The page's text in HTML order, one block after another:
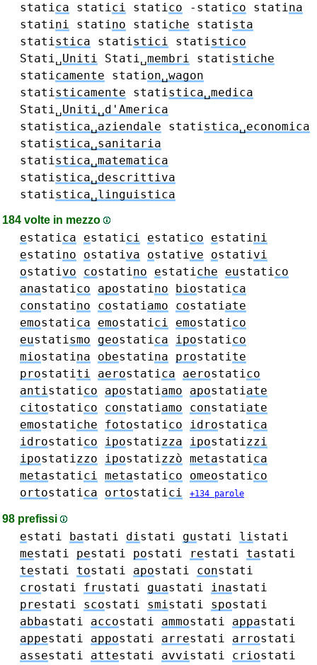
statica statici statico -statico statina
statini statino statiche statista
statistica statistici statistico
Stati␣Uniti Stati␣membri statistiche
staticamente station␣wagon
statisticamente statistica␣medica
Stati␣Uniti␣d'America
statistica␣aziendale statistica␣economica
statistica␣sanitaria
statistica␣matematica
statistica␣descrittiva
statistica␣linguistica
184 volte in mezzo
estatica estatici estatico estatini
estatino ostativa ostative ostativi
ostativo costatino estatiche eustatico
anastatico apostatino biostatica
constatino costatiamo costatiate
emostatica emostatici emostatico
eustatismo geostatica ipostatico
miostatina obestatina prostatite
prostatiti aerostatica aerostatico
antistatico apostatiamo apostatiate
citostatico constatiamo constatiate
emostatiche fotostatico idrostatica
idrostatico ipostatizza ipostatizzi
ipostatizzo ipostatizzò metastatica
metastatici metastatico omeostatico
ortostatica ortostatici +134 parole
98 prefissi
estati bastati distati gustati listati
mestati pestati postati restati tastati
testati tostati apostati constati
crostati frustati guastati inastati
prestati scostati smistati spostati
abbastati accostati ammostati appastati
appestati appostati arrestati arrostati
assestati attestati avvistati criostati